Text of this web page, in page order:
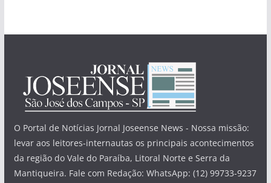
O Portal de Notícias Jornal Joseense News - Nossa missão:
levar aos leitores-internautas os principais acontecimentos
da região do Vale do Paraíba, Litoral Norte e Serra da
Mantiqueira. Fale com Redação: WhatsApp: (12) 99733-9237